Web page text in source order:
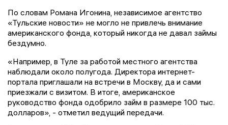
По словам Романа Игонина, независимое агентство
«Тульские новости» не могло не привлечь внимание
американского фонда, который никогда не давал займы
бездумно.
«Например, в Туле за работой местного агентства
наблюдали около полугода. Директора интернет-
портала приглашали на встречи в Москву, да и сами
приезжали с визитом. В итоге, американское
руководство фонда одобрило займ в размере 100 тыс.
долларов», - отметил ведущий передачи.